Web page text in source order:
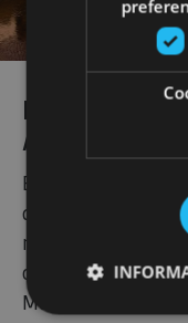
FLAMENCO
AGOSTO)
Este festival está
diez años
navarro. En su
consagradas como
Morente hasta